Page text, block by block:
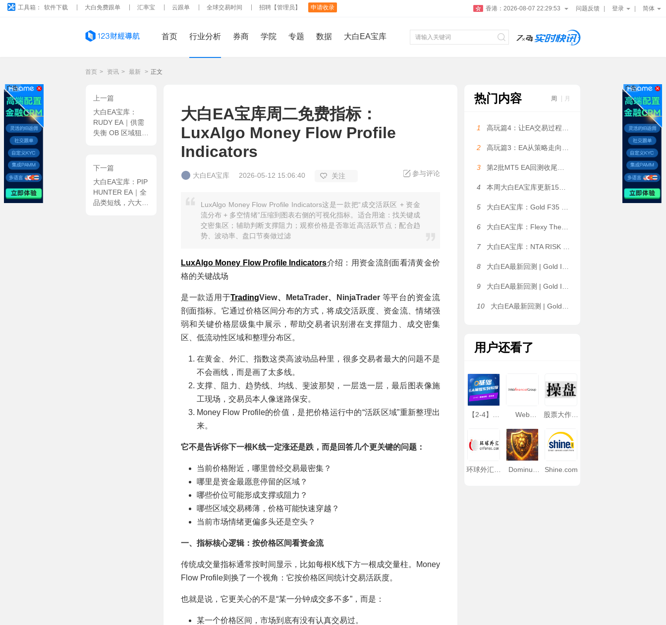
工具箱： 软件下载 大白免费跟单 汇率宝 云跟单 全球交易时间 招聘【管理员】 申请收录 香港： 2026-08-07 22:29:53 问题反馈 登录 简体
首页 行业分析 券商 学院 专题 数据 大白EA宝库
首页 > 资讯 > 最新 > 正文
上一篇
大白EA宝库：
RUDY EA｜供需
失衡 OB 区域狙击
风控 + 保本追踪
下一篇
大白EA宝库：PIP
HUNTER EA｜全
品类短线，六大交
大白EA宝库周二免费指标：
LuxAlgo Money Flow Profile
Indicators
大白EA宝库 2026-05-12 15:06:40 关注 参与评论
LuxAlgo Money Flow Profile Indicators这是一款把“成交活跃区 + 资金
流分布 + 多空情绪”压缩到图表右侧的可视化指标。适合用途：找关键成
交密集区；辅助判断支撑阻力；观察价格是否靠近高活跃节点；配合趋
势、波动率、盘口节奏做过滤
LuxAlgo Money Flow Profile Indicators介绍：用资金流剖面看清黄金价
格的关键战场
是一款适用于TradingView、MetaTrader、NinjaTrader 等平台的资金流
剖面指标。它通过价格区间分布的方式，将成交活跃度、资金流、情绪强
弱和关键价格层级集中展示，帮助交易者识别潜在支撑阻力、成交密集
区、低流动性区域和整理分布区。
在黄金、外汇、指数这类高波动品种里，很多交易者最大的问题不是
不会画线，而是画了太多线。
支撑、阻力、趋势线、均线、斐波那契，一层迭一层，最后图表像施
工现场，交易员本人像迷路保安。
Money Flow Profile的价值，是把价格运行中的“活跃区域”重新整理出
来。
它不是告诉你下一根K线一定涨还是跌，而是回答几个更关键的问题：
当前价格附近，哪里曾经交易最密集？
哪里是资金最愿意停留的区域？
哪些价位可能形成支撑或阻力？
哪些区域交易稀薄，价格可能快速穿越？
当前市场情绪更偏多头还是空头？
一、指标核心逻辑：按价格区间看资金流
传统成交量指标通常按时间显示，比如每根K线下方一根成交量柱。Money
Flow Profile则换了一个视角：它按价格区间统计交易活跃度。
也就是说，它更关心的不是“某一分钟成交多不多”，而是：
某一个价格区间，市场到底有没有认真交易过。
热门内容 周 月
1 高玩篇4：让EA交易过程更可控——大白科普
2 高玩篇3：EA从策略走向系统——大白科普
3 第2批MT5 EA回测收尾，5个月利润131万美金是数据拟合吗？
4 本周大白EA宝库更新15款EA（上篇）
5 大白EA宝库：Gold F35 EA｜动态网格量化系统，1.2 倍温和加仓，固定 / 自适应网格间距双模式自由切换 MT4 EA
6 大白EA宝库：Flexy The Dragon EA｜静态网格 / ATR 动态网格双架构自由切换，单 K 线单层开仓限制，抑制无序加仓 MT4 EA
7 大白EA宝库：NTA RISK EA｜全品种通用趋势量化，MTF 五周期共振 EMA 矩阵，剥头皮 & 波段两用 MT4 EA
8 大白EA最新回测 | Gold ISIS MT4_fix [Backtest-Low-3_strategies__1] EA 2026年回测利润达32.46USD，胜率75.00%
9 大白EA最新回测 | Gold ISIS MT4_fix [Backtest-Very_Low-3_strategies__1] EA 2026年回测利润达32.46USD，胜率75.00%
10 大白EA最新回测 | Gold ISIS MT4_fix [Live_Signal_-_MT4] EA 2026年回测利润达32.46USD，胜率75.00%
用户还看了
【2-4】数
Web
Group
股票大作手
环球外汇公
Dominus
Shine.com
广告 广告